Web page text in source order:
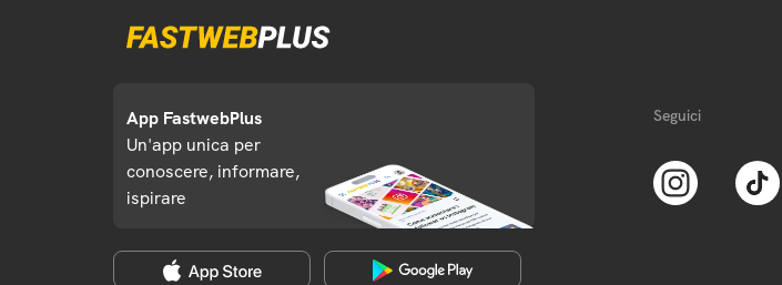
App FastwebPlus
Un'app unica per
conoscere, informare,
ispirare
Seguici